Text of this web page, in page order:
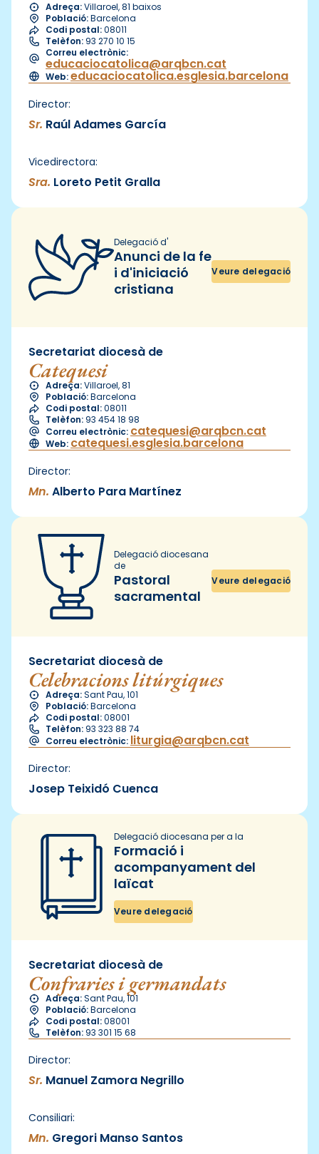
Adreça:Villaroel, 81 baixos
Població:Barcelona
Codi postal:08011
Telèfon: 93 270 10 15
Correu electrònic:
educaciocatolica@arqbcn.cat
Web:educaciocatolica.esglesia.barcelona
Director:
Sr. Raúl Adames García
Vicedirectora:
Sra. Loreto Petit Gralla
Delegació d'
Anunci de la fe
i d'iniciació
cristiana
Veure delegació
Secretariat diocesà de
Catequesi
Adreça:Villaroel, 81
Població:Barcelona
Codi postal:08011
Telèfon: 93 454 18 98
Correu electrònic: catequesi@arqbcn.cat
Web: catequesi.esglesia.barcelona
Director:
Mn. Alberto Para Martínez
Delegació diocesana
de
Pastoral
sacramental
Veure delegació
Secretariat diocesà de
Celebracions litúrgiques
Adreça:Sant Pau, 101
Població:Barcelona
Codi postal:08001
Telèfon: 93 323 88 74
Correu electrònic: liturgia@arqbcn.cat
Director:
Josep Teixidó Cuenca
Delegació diocesana per a la
Formació i
acompanyament del
laïcat
Veure delegació
Secretariat diocesà de
Confraries i germandats
Adreça:Sant Pau, 101
Població:Barcelona
Codi postal:08001
Telèfon: 93 301 15 68
Director:
Sr. Manuel Zamora Negrillo
Consiliari:
Mn. Gregori Manso Santos